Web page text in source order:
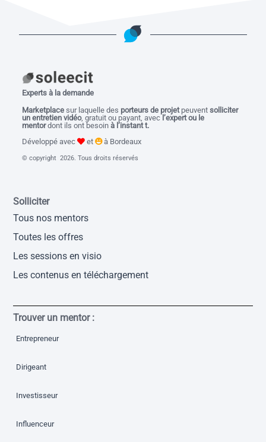
Experts à la demande
Marketplace sur laquelle des porteurs de projet peuventsolliciter
un entretien vidéo, gratuit ou payant, avec l’expert ou le
mentordont ils ont besoinà l’instant t.
Développé avec
et à Bordeaux
© copyright 2026. Tous droits réservés
Solliciter
Tous nos mentors
Toutes les offres
Les sessions en visio
Les contenus en téléchargement
Trouver un mentor :
Entrepreneur
Dirigeant
Investisseur
Influenceur